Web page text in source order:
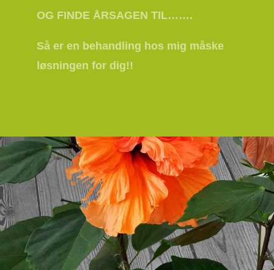
OG FINDE ÅRSAGEN TIL…….
Så er en behandling hos mig måske
løsningen for dig!!